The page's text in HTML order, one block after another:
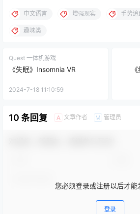
中文语言 增强现实 手势追
趣味类
Quest 一体机游戏
《失眠》Insomnia VR
2024-7-18 11:10:59
10 条回复 A 文章作者 M 管理员
您必须登录或注册以后才能
登录